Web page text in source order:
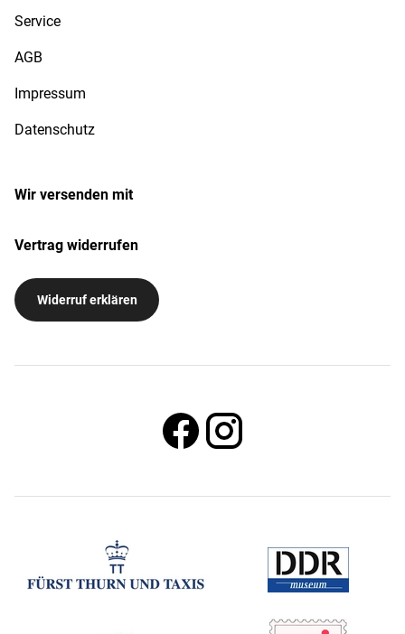
Service
AGB
Impressum
Datenschutz
Wir versenden mit
Vertrag widerrufen
Widerruf erklären